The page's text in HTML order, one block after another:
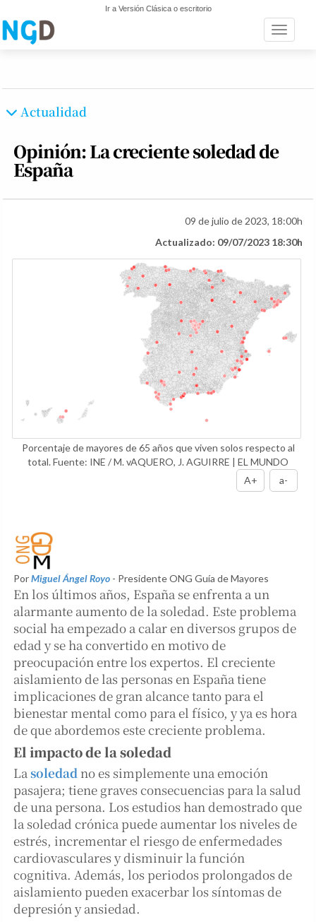
Ir a Versión Clásica o escritorio
Toggle
Actualidad
Opinión: La creciente soledad de
España
09 de julio de 2023, 18:00h
Actualizado: 09/07/2023 18:30h
Porcentaje de mayores de 65 años que viven solos respecto al
total. Fuente: INE / M. vAQUERO, J. AGUIRRE | EL MUNDO
A+
a-
PorMiguel Ángel Royo - Presidente ONG Guía de Mayores
En los últimos años, España se enfrenta a un
alarmante aumento de la soledad. Este problema
social ha empezado a calar en diversos grupos de
edad y se ha convertido en motivo de
preocupación entre los expertos. El creciente
aislamiento de las personas en España tiene
implicaciones de gran alcance tanto para el
bienestar mental como para el físico, y ya es hora
de que abordemos este creciente problema.
El impacto de la soledad
La soledad no es simplemente una emoción
pasajera; tiene graves consecuencias para la salud
de una persona. Los estudios han demostrado que
la soledad crónica puede aumentar los niveles de
estrés, incrementar el riesgo de enfermedades
cardiovasculares y disminuir la función
cognitiva. Además, los periodos prolongados de
aislamiento pueden exacerbar los síntomas de
depresión y ansiedad.